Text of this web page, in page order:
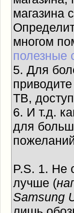
магазина
многом
полезные
5. Для
ТВ,
6. И т.д.
для
P.S. 1. Не
лучше (
Samsung